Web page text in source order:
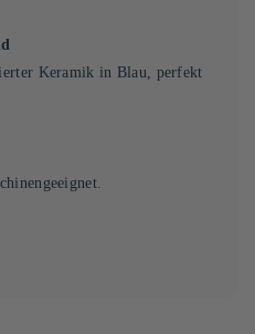
Keramik in Blau, perfekt